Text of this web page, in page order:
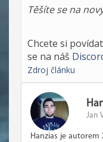
Těšíte se na
Chcete si
se na náš
Zdroj článku
Jan
Hanzias je autorem